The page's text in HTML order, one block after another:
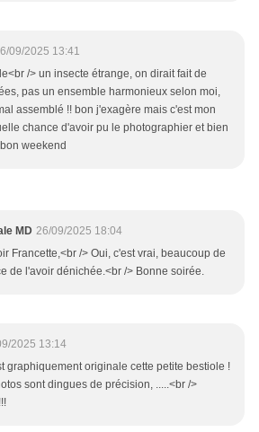
09/2025 13:41
/> un insecte étrange, on dirait fait de
pas un ensemble harmonieux selon moi,
assemblé !! bon j'exagère mais c'est mon
chance d'avoir pu le photographier et bien
weekend
MD 26/09/2025 18:04
Francette,<br /> Oui, c'est vrai, beaucoup de
de l'avoir dénichée.<br /> Bonne soirée.
2025 13:14
graphiquement originale cette petite bestiole !
sont dingues de précision, .....<br />